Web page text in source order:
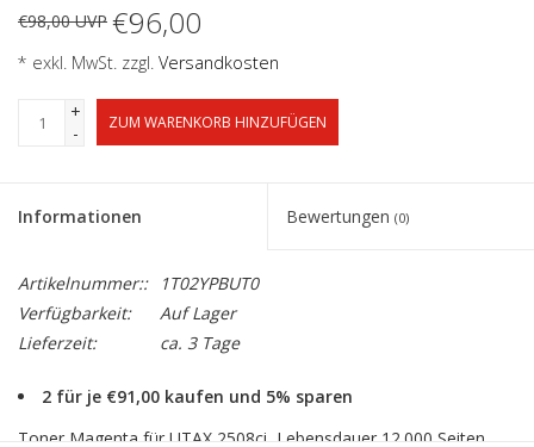
€98,00 UVP €96,00
* exkl. MwSt. zzgl. Versandkosten
+
-
ZUM WARENKORB HINZUFÜGEN
Informationen Bewertungen (0)
Artikelnummer::
1T02YPBUT0
Verfügbarkeit:
Auf Lager
Lieferzeit:
ca. 3 Tage
2 für je €91,00 kaufen und 5% sparen
Toner Magenta für UTAX 2508ci, Lebensdauer 12.000 Seiten